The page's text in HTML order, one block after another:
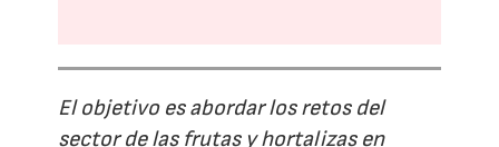
El objetivo es abordar los retos del
sector de las frutas y hortalizas en